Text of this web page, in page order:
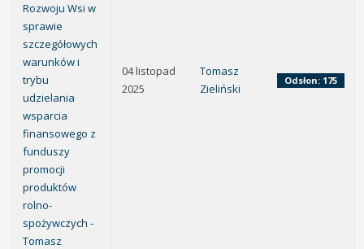
Rozwoju Wsi w
sprawie
szczegółowych
warunków i
trybu
udzielania
wsparcia
finansowego z
funduszy
promocji
produktów
rolno-
spożywczych -
Tomasz
04 listopad
2025
Tomasz
Zieliński
Odsłon: 175